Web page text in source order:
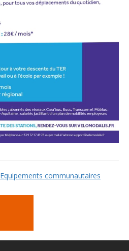
Equipements communautaires